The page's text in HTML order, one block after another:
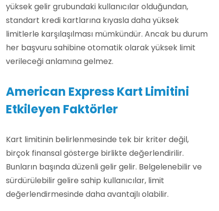
yüksek gelir grubundaki kullanıcılar olduğundan,
standart kredi kartlarına kıyasla daha yüksek
limitlerle karşılaşılması mümkündür. Ancak bu durum
her başvuru sahibine otomatik olarak yüksek limit
verileceği anlamına gelmez.
American Express Kart Limitini
Etkileyen Faktörler
Kart limitinin belirlenmesinde tek bir kriter değil,
birçok finansal gösterge birlikte değerlendirilir.
Bunların başında düzenli gelir gelir. Belgelenebilir ve
sürdürülebilir gelire sahip kullanıcılar, limit
değerlendirmesinde daha avantajlı olabilir.